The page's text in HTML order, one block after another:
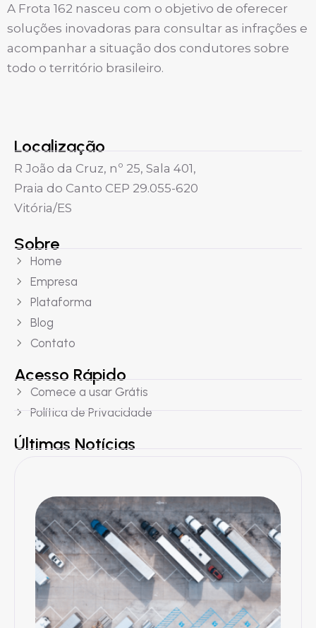
A Frota 162 nasceu com o objetivo de oferecer
soluções inovadoras para consultar as infrações e
acompanhar a situação dos condutores sobre
todo o território brasileiro.
Localização
R João da Cruz, nº 25, Sala 401,
Praia do Canto CEP 29.055-620
Vitória/ES
Sobre
Home
Empresa
Plataforma
Blog
Contato
Acesso Rápido
Comece a usar Grátis
Política de Privacidade
Últimas Notícias